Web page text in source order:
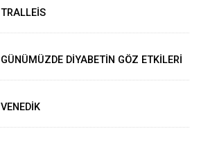
TRALLEİS
GÜNÜMÜZDE DİYABETİN GÖZ ETKİLERİ
VENEDİK